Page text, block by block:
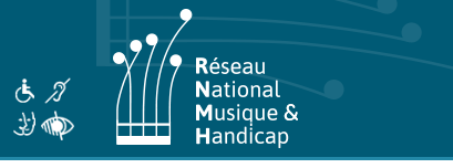
principal